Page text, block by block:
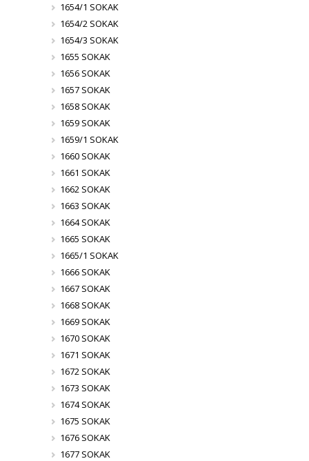
1654/1 SOKAK
1654/2 SOKAK
1654/3 SOKAK
1655 SOKAK
1656 SOKAK
1657 SOKAK
1658 SOKAK
1659 SOKAK
1659/1 SOKAK
1660 SOKAK
1661 SOKAK
1662 SOKAK
1663 SOKAK
1664 SOKAK
1665 SOKAK
1665/1 SOKAK
1666 SOKAK
1667 SOKAK
1668 SOKAK
1669 SOKAK
1670 SOKAK
1671 SOKAK
1672 SOKAK
1673 SOKAK
1674 SOKAK
1675 SOKAK
1676 SOKAK
1677 SOKAK